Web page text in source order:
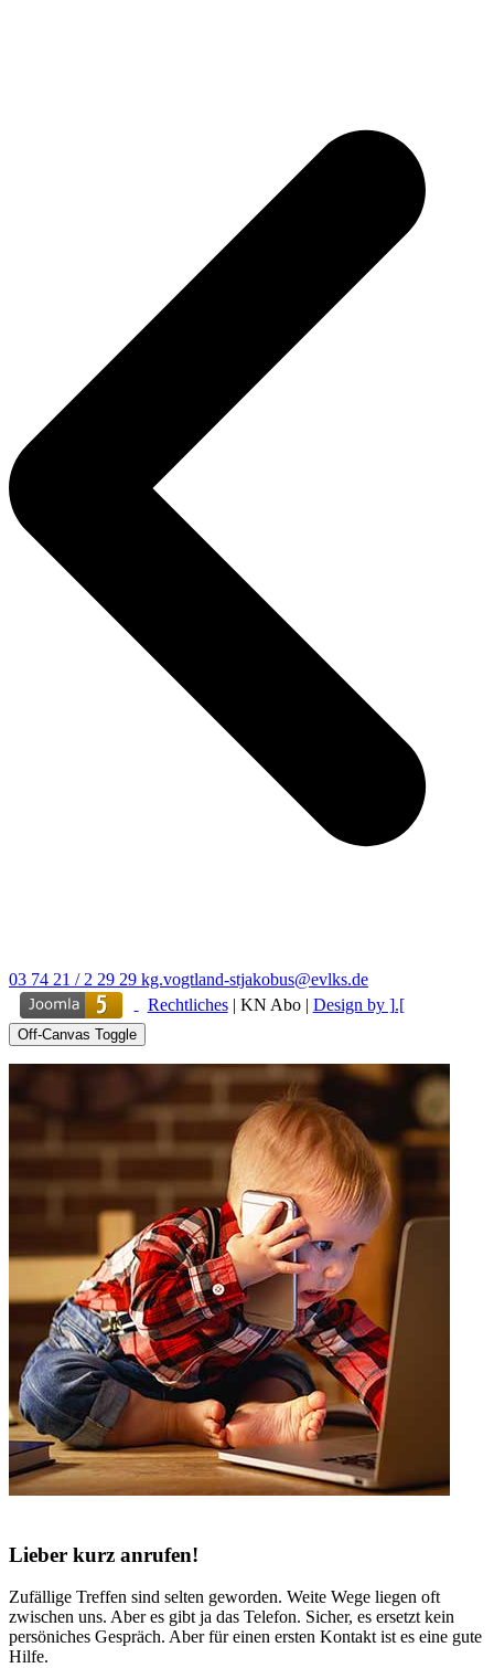
03 74 21 / 2 29 29 kg.vogtland-stjakobus@evlks.de
Rechtliches| KN Abo| Design by ].[
Off-Canvas Toggle
Lieber kurz anrufen!
Zufällige Treffen sind selten geworden. Weite Wege liegen oft
zwischen uns. Aber es gibt ja das Telefon. Sicher, es ersetzt kein
persöniches Gespräch. Aber für einen ersten Kontakt ist es eine gute
Hilfe.